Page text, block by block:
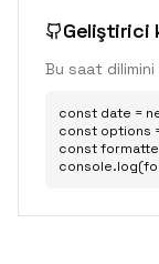
Geliştirici
Bu saat dilimini
const date =
const options
const